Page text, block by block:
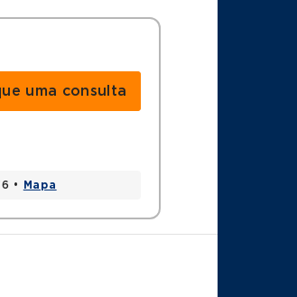
• Mapa
uma consulta